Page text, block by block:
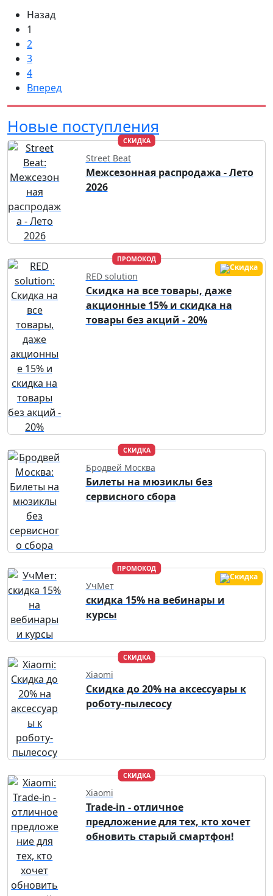
Назад
1
2
3
4
Вперед
Новые поступления
СКИДКА
Street Beat
Межсезонная распродажа - Лето
2026
ПРОМОКОД
RED solution
Скидка на все товары, даже
акционные 15% и скидка на
товары без акций - 20%
СКИДКА
Бродвей Москва
Билеты на мюзиклы без
сервисного сбора
ПРОМОКОД
УчМет
скидка 15% на вебинары и
курсы
СКИДКА
Xiaomi
Скидка до 20% на аксессуары к
роботу-пылесосу
СКИДКА
Xiaomi
Trade-in - отличное
предложение для тех, кто хочет
обновить старый смартфон!